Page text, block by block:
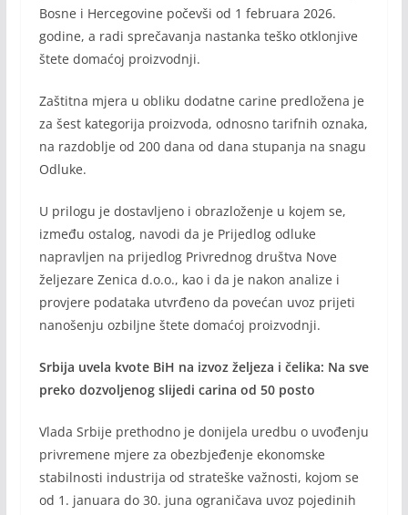
Bosne i Hercegovine počevši od 1 februara 2026.
godine, a radi sprečavanja nastanka teško otklonjive
štete domaćoj proizvodnji.
Zaštitna mjera u obliku dodatne carine predložena je
za šest kategorija proizvoda, odnosno tarifnih oznaka,
na razdoblje od 200 dana od dana stupanja na snagu
Odluke.
U prilogu je dostavljeno i obrazloženje u kojem se,
između ostalog, navodi da je Prijedlog odluke
napravljen na prijedlog Privrednog društva Nove
željezare Zenica d.o.o., kao i da je nakon analize i
provjere podataka utvrđeno da povećan uvoz prijeti
nanošenju ozbiljne štete domaćoj proizvodnji.
Srbija uvela kvote BiH na izvoz željeza i čelika: Na sve
preko dozvoljenog slijedi carina od 50 posto
Vlada Srbije prethodno je donijela uredbu o uvođenju
privremene mjere za obezbjeđenje ekonomske
stabilnosti industrija od strateške važnosti, kojom se
od 1. januara do 30. juna ograničava uvoz pojedinih